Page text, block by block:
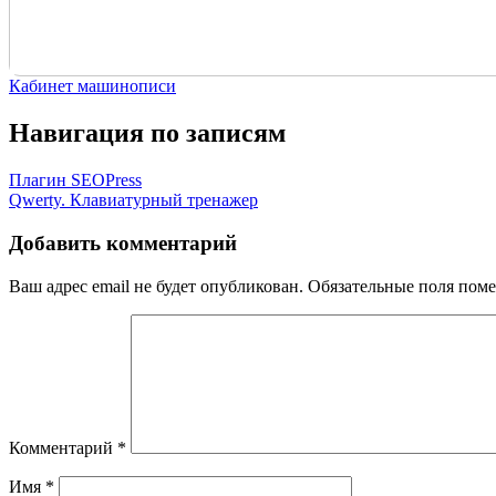
Кабинет машинописи
Навигация по записям
Плагин SEOPress
Qwerty. Клавиатурный тренажер
Добавить комментарий
Ваш адрес email не будет опубликован. Обязательные поля
Комментарий *
Имя *